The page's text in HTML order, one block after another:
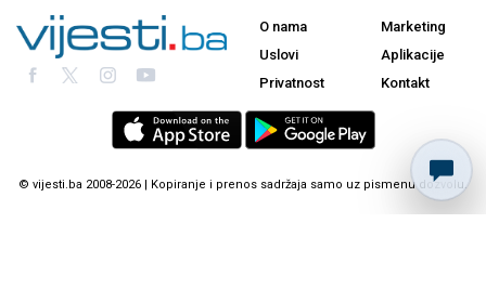
O nama
Uslovi
Privatnost
Marketing
Aplikacije
Kontakt
© vijesti.ba 2008-2026 | Kopiranje i prenos sadržaja samo uz pismenu dozvolu.